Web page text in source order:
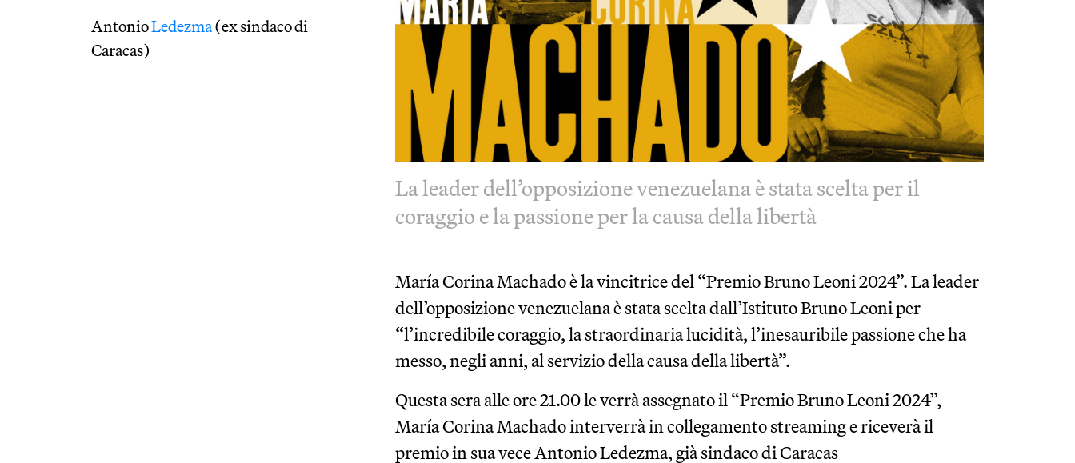
AntonioLedezma(ex sindaco di
Caracas)
La leader dell’opposizione venezuelana è stata scelta per il
coraggio e la passione per la causa della libertà
María Corina Machado è la vincitrice del “Premio Bruno Leoni 2024”. La leader
dell’opposizione venezuelana è stata scelta dall’Istituto Bruno Leoni per
“l’incredibile coraggio, la straordinaria lucidità, l’inesauribile passione che ha
messo, negli anni, al servizio della causa della libertà”.
Questa sera alle ore 21.00 le verrà assegnato il “Premio Bruno Leoni 2024”,
María Corina Machado interverrà in collegamento streaming e riceverà il
premio in sua vece Antonio Ledezma, già sindaco di Caracas